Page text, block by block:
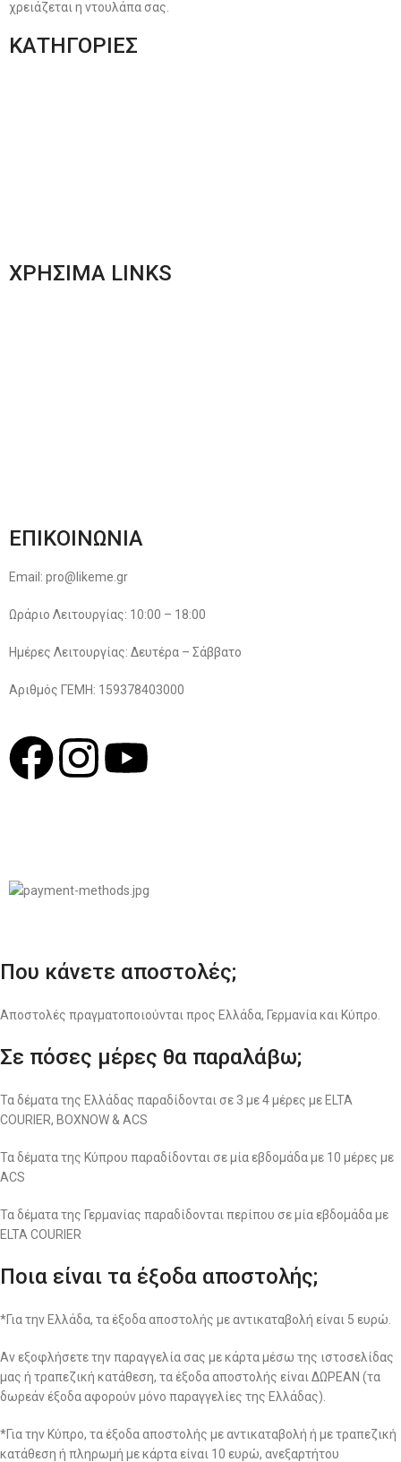
χρειάζεται η ντουλάπα σας.
ΚΑΤΗΓΟΡΙΕΣ
ΧΡΗΣΙΜΑ LINKS
ΕΠΙΚΟΙΝΩΝΙΑ
Email: pro@likeme.gr
Ωράριο Λειτουργίας: 10:00 – 18:00
Ημέρες Λειτουργίας: Δευτέρα – Σάββατο
Αριθμός ΓΕΜΗ: 159378403000
Που κάνετε αποστολές;
Αποστολές πραγματοποιούνται προς Ελλάδα, Γερμανία και Κύπρο.
Σε πόσες μέρες θα παραλάβω;
Τα δέματα της Ελλάδας παραδίδονται σε 3 με 4 μέρες με ELTA
COURIER, BOXNOW & ACS
Τα δέματα της Κύπρου παραδίδονται σε μία εβδομάδα με 10 μέρες με
ACS
Τα δέματα της Γερμανίας παραδίδονται περίπου σε μία εβδομάδα με
ELTA COURIER
Ποια είναι τα έξοδα αποστολής;
*Για την Ελλάδα, τα έξοδα αποστολής με αντικαταβολή είναι 5 ευρώ.
Αν εξοφλήσετε την παραγγελία σας με κάρτα μέσω της ιστοσελίδας
μας ή τραπεζική κατάθεση, τα έξοδα αποστολής είναι ΔΩΡΕΑΝ (τα
δωρεάν έξοδα αφορούν μόνο παραγγελίες της Ελλάδας).
*Για την Κύπρο, τα έξοδα αποστολής με αντικαταβολή ή με τραπεζική
κατάθεση ή πληρωμή με κάρτα είναι 10 ευρώ, ανεξαρτήτου